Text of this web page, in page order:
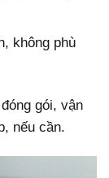
không phù
gói, vận
nếu cần.